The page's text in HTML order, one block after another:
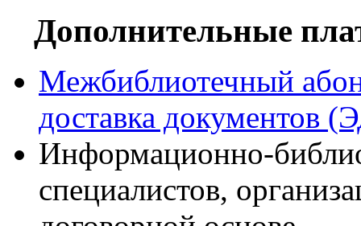
Дополнительные
Межбиблиотечный
доставка документов
Информационно-
специалистов,